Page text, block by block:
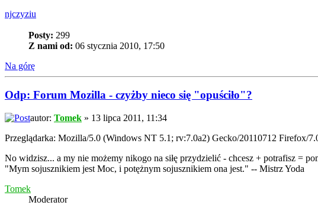
njczyziu
Posty: 299
Z nami od: 06 stycznia 2010, 17:50
Na górę
Odp: Forum Mozilla - czyżby nieco się "opuściło"?
autor: Tomek » 13 lipca 2011, 11:34
Przeglądarka: Mozilla/5.0 (Windows NT 5.1; rv:7.0a2) Gecko/20110712 Firefox/
No widzisz... a my nie możemy nikogo na siłę przydzielić - chcesz + potrafisz =
"Mym sojusznikiem jest Moc, i potężnym sojusznikiem ona jest." -- Mistrz Yoda
Tomek
Moderator